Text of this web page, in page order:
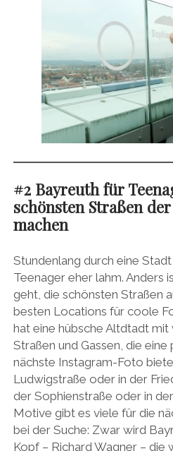
#2 Bayreuth für
schönsten Straßen
machen
Stundenlang durch eine
Teenager eher lahm. Anders
geht, die schönsten Straßen
besten Locations für coole
hat eine hübsche Altdtadt mit
Straßen und Gassen, die eine
nächste Instagram-Foto
Ludwigstraße oder in der
der Sophienstraße oder in
Motive gibt es viele für die
bei der Suche: Zwar wird
Kopf – Richard Wagner – die